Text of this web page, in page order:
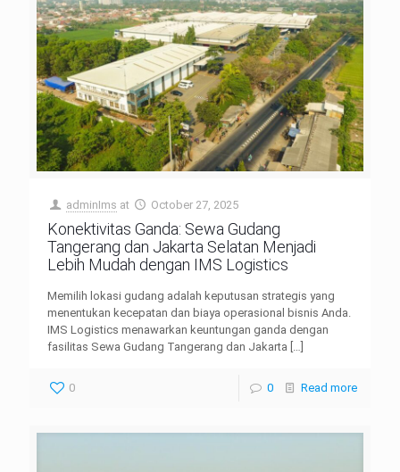
adminIms at October 27, 2025
Konektivitas Ganda: Sewa Gudang
Tangerang dan Jakarta Selatan Menjadi
Lebih Mudah dengan IMS Logistics
Memilih lokasi gudang adalah keputusan strategis yang
menentukan kecepatan dan biaya operasional bisnis Anda.
IMS Logistics menawarkan keuntungan ganda dengan
fasilitas Sewa Gudang Tangerang dan Jakarta […]
0 0 Read more